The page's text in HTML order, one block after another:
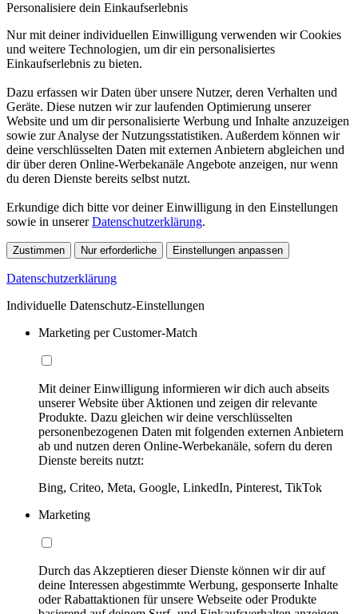
Personalisiere dein Einkaufserlebnis
Nur mit deiner individuellen Einwilligung verwenden wir Cookies
und weitere Technologien, um dir ein personalisiertes
Einkaufserlebnis zu bieten.
Dazu erfassen wir Daten über unsere Nutzer, deren Verhalten und
Geräte. Diese nutzen wir zur laufenden Optimierung unserer
Website und um dir personalisierte Werbung und Inhalte anzuzeigen
sowie zur Analyse der Nutzungsstatistiken. Außerdem können wir
deine verschlüsselten Daten mit externen Anbietern abgleichen und
dir über deren Online-Werbekanäle Angebote anzeigen, nur wenn
du deren Dienste bereits selbst nutzt.
Erkundige dich bitte vor deiner Einwilligung in den Einstellungen
sowie in unsererDatenschutzerklärung.
Zustimmen Nur erforderliche Einstellungen anpassen
Datenschutzerklärung
Individuelle Datenschutz-Einstellungen
Marketing per Customer-Match
Mit deiner Einwilligung informieren wir dich auch abseits
unserer Website über Aktionen und zeigen dir relevante
Produkte. Dazu gleichen wir deine verschlüsselten
personenbezogenen Daten mit folgenden externen Anbietern
ab und nutzen deren Online-Werbekanäle, sofern du deren
Dienste bereits nutzt:
Bing, Criteo, Meta, Google, LinkedIn, Pinterest, TikTok
Marketing
Durch das Akzeptieren dieser Dienste können wir dir auf
deine Interessen abgestimmte Werbung, gesponserte Inhalte
oder Rabattaktionen für unsere Webseite oder Produkte